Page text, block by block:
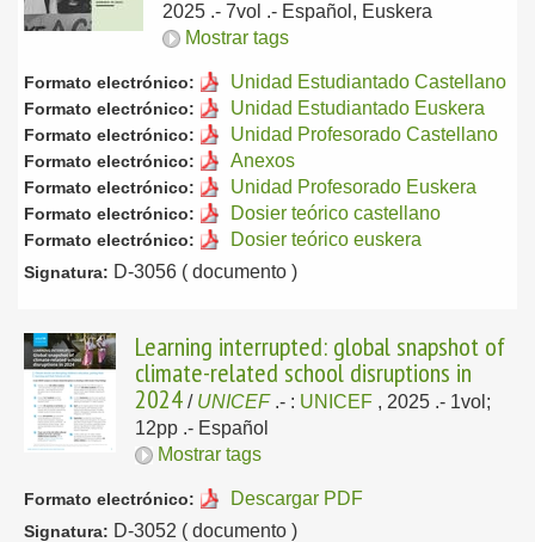
2025 .- 7vol .- Español, Euskera
Mostrar tags
Formato electrónico: Unidad Estudiantado Castellano
Formato electrónico: Unidad Estudiantado Euskera
Formato electrónico: Unidad Profesorado Castellano
Formato electrónico: Anexos
Formato electrónico: Unidad Profesorado Euskera
Formato electrónico: Dosier teórico castellano
Formato electrónico: Dosier teórico euskera
Signatura: D-3056 ( documento )
Learning interrupted: global snapshot of
climate-related school disruptions in
2024 / UNICEF .- : UNICEF , 2025 .- 1vol;
12pp .- Español
Mostrar tags
Formato electrónico: Descargar PDF
Signatura: D-3052 ( documento )